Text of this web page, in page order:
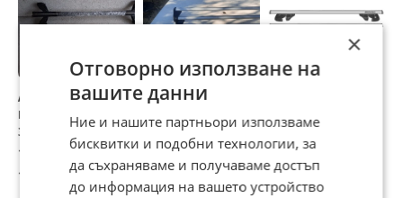
Алуминиеви
напречни греди
за Т5
100 €
195,58 лв
багажник-греди-
Opel Corsa D
97,15 €
190,01 лв
багажник
MENABO Sherman
XL 135см
102,25 €
199,98 лв
×
Отговорно използване на
вашите данни
Ние и нашите партньори използваме
бисквитки и подобни технологии, за
да съхраняваме и получаваме достъп
до информация на вашето устройство